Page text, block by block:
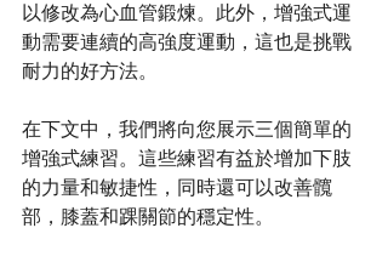
以修改為心血管鍛煉。此外，增強式運
動需要連續的高強度運動，這也是挑戰
耐力的好方法。
在下文中，我們將向您展示三個簡單的
增強式練習。這些練習有益於增加下肢
的力量和敏捷性，同時還可以改善髖
部，膝蓋和踝關節的穩定性。